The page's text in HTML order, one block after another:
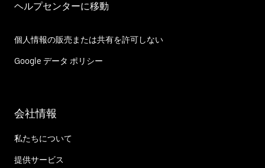
ヘルプセンターに移動
個人情報の販売または共有を許可しない
Google データ ポリシー
会社情報
私たちについて
提供サービス